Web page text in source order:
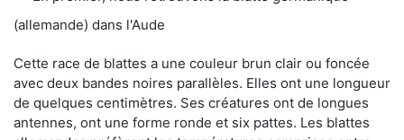
(allemande) dans l'Aude
Cette race de blattes a une couleur brun clair ou foncée
avec deux bandes noires parallèles. Elles ont une longueur
de quelques centimètres. Ses créatures ont de longues
antennes, ont une forme ronde et six pattes. Les blattes